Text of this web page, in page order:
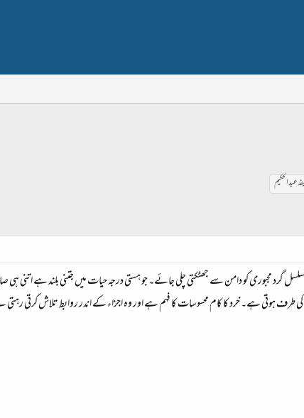
عبدالحکیم
گرد مجبوری کو دامن سے جھٹکتی چلی جائے۔ جو ہستی درجہ حیات میں جتنی بلند ہے اتنی
کی طرف ہوتی ہے۔ خرد کا کام محسوسات کا فہم ہے اور وہ اجزاء کے اندر روابط تلاش